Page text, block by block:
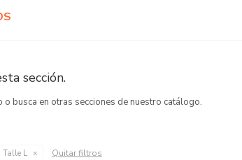
sección.
busca en otras secciones de nuestro catálogo.
Talle L Quitar filtros